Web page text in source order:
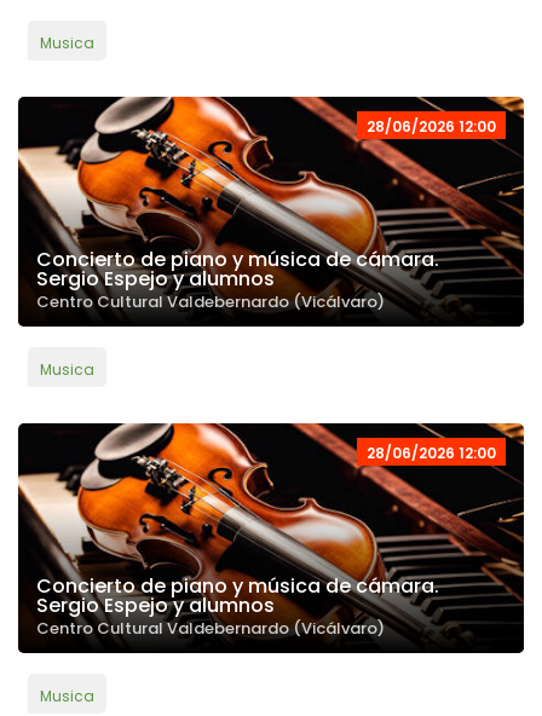
Musica
28/06/2026 12:00
Concierto de piano y música de cámara.
Sergio Espejo y alumnos
Centro Cultural Valdebernardo (Vicálvaro)
Musica
28/06/2026 12:00
Concierto de piano y música de cámara.
Sergio Espejo y alumnos
Centro Cultural Valdebernardo (Vicálvaro)
Musica